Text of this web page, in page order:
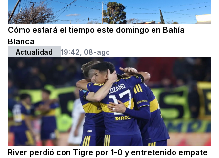
Cómo estará el tiempo este domingo en Bahía
Blanca
Actualidad 19:42, 08-ago
River perdió con Tigre por 1-0 y entretenido empate